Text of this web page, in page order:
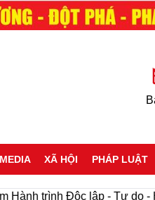
MEDIA XÃ HỘI PHÁP LUẬT
trình Độc lập - Tự do - Hạnh